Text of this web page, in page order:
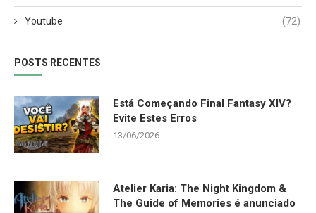
Youtube (72)
POSTS RECENTES
Está Começando Final Fantasy XIV?
Evite Estes Erros
13/06/2026
Atelier Karia: The Night Kingdom &
The Guide of Memories é anunciado